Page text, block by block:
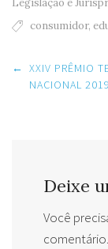
Legislação e
consumidor,
Post
navigation
← XXIV PRÊMIO
NACIONAL 2019
Deixe
Você
comentário.